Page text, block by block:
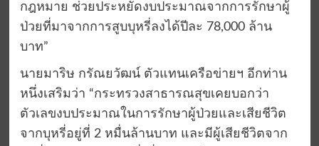
กฎหมาย ช่วยประหยัดงบประมาณจากการรักษาผู้
ป่วยที่มาจากการสูบบุหรี่ลงได้ปีละ 78,000 ล้าน
บาท”
นายมาริษ กรัณยวัฒน์ ตัวแทนเครือข่ายฯ อีกท่าน
หนึ่งเสริมว่า “กระทรวงสาธารณสุขเคยบอกว่า
ตัวเลขงบประมาณในการรักษาผู้ป่วยและเสียชีวิต
จากบุหรี่อยู่ที่ 2 หมื่นล้านบาท และมีผู้เสียชีวิตจาก